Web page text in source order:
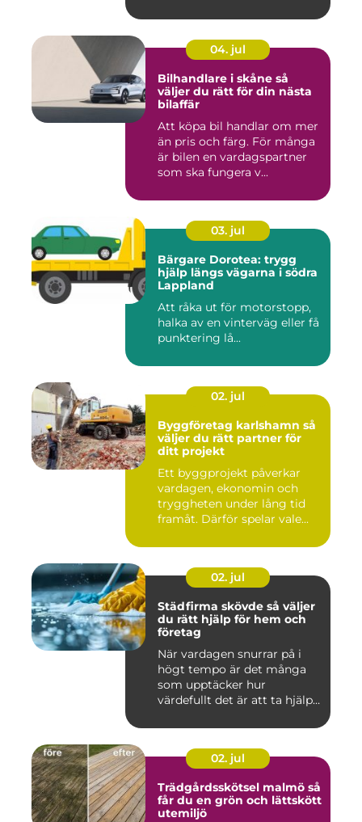
04. jul
Bilhandlare i skåne så
väljer du rätt för din nästa
bilaffär
Att köpa bil handlar om mer
än pris och färg. För många
är bilen en vardagspartner
som ska fungera v...
03. jul
Bärgare Dorotea: trygg
hjälp längs vägarna i södra
Lappland
Att råka ut för motorstopp,
halka av en vinterväg eller få
punktering lå...
02. jul
Byggföretag karlshamn så
väljer du rätt partner för
ditt projekt
Ett byggprojekt påverkar
vardagen, ekonomin och
tryggheten under lång tid
framåt. Därför spelar vale...
02. jul
Städfirma skövde så väljer
du rätt hjälp för hem och
företag
När vardagen snurrar på i
högt tempo är det många
som upptäcker hur
värdefullt det är att ta hjälp
02. jul
Trädgårdsskötsel malmö så
får du en grön och lättskött
utemiljö